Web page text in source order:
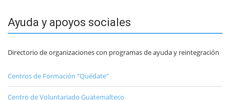
Ayuda y apoyos sociales
Directorio de organizaciones con programas de ayuda y reintegración
Centros de Formación “Quédate”
Centro de Voluntariado Guatemalteco